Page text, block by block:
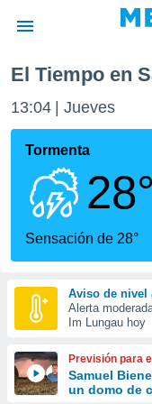
de
por
se
calidad.
a este
las
y
forma
digital
basada
El Tiempo en
13:04 Jueves
Tormenta
28°
Sensación de 28°
Aviso de nivel
Alerta
Im Lungau hoy
Previsión para
Samuel
un domo de